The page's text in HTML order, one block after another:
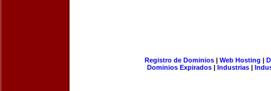
Registro de Dominios| Web Hosting |
Dominios Expirados | Industrias |